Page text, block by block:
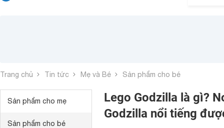
Trang chủ Tin tức Mẹ và Bé Sản phẩm cho bé
Sản phẩm cho mẹ
Sản phẩm cho bé
Lego Godzilla là gì?
Godzilla nổi tiếng